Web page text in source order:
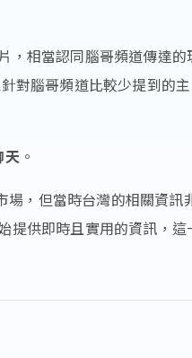
，相當認同腦哥頻道傳達的
對腦哥頻道比較少提到的主
天。
場，但當時台灣的相關資訊
提供即時且實用的資訊，這